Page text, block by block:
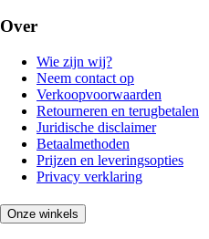
Over
Wie zijn wij?
Neem contact op
Verkoopvoorwaarden
Retourneren en terugbetalen
Juridische disclaimer
Betaalmethoden
Prijzen en leveringsopties
Privacy verklaring
Onze winkels